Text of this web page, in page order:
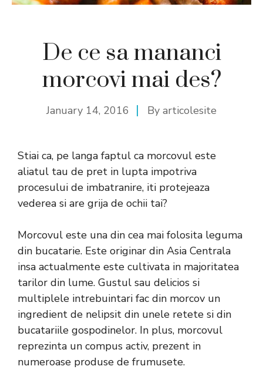
De ce sa mananci
morcovi mai des?
January 14, 2016 By articolesite
Stiai ca, pe langa faptul ca morcovul este
aliatul tau de pret in lupta impotriva
procesului de imbatranire, iti protejeaza
vederea si are grija de ochii tai?
Morcovul este una din cea mai folosita leguma
din bucatarie. Este originar din Asia Centrala
insa actualmente este cultivata in majoritatea
tarilor din lume. Gustul sau delicios si
multiplele intrebuintari fac din morcov un
ingredient de nelipsit din unele retete si din
bucatariile gospodinelor. In plus, morcovul
reprezinta un compus activ, prezent in
numeroase produse de frumusete.